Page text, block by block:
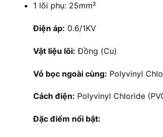
1 lõi phụ: 25mm²
Điện áp: 0.6/1KV
Vật liệu lõi: Đồng (Cu)
Vỏ bọc ngoài cùng: Polyvinyl
Cách điện: Polyvinyl Chloride
Đặc điểm nổi bật: